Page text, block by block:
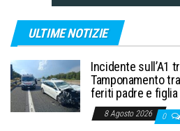
ULTIME NOTIZIE
Incidente sull’A1
Tamponamento
feriti padre e figlia
8 Agosto 2026 0